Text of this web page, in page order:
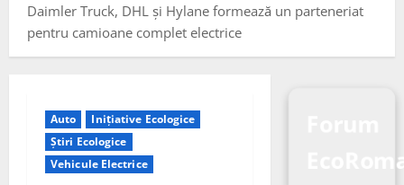
Daimler Truck, DHL și Hylane formează un parteneriat
pentru camioane complet electrice
Auto
Inițiative Ecologice
Știri Ecologice
Vehicule Electrice